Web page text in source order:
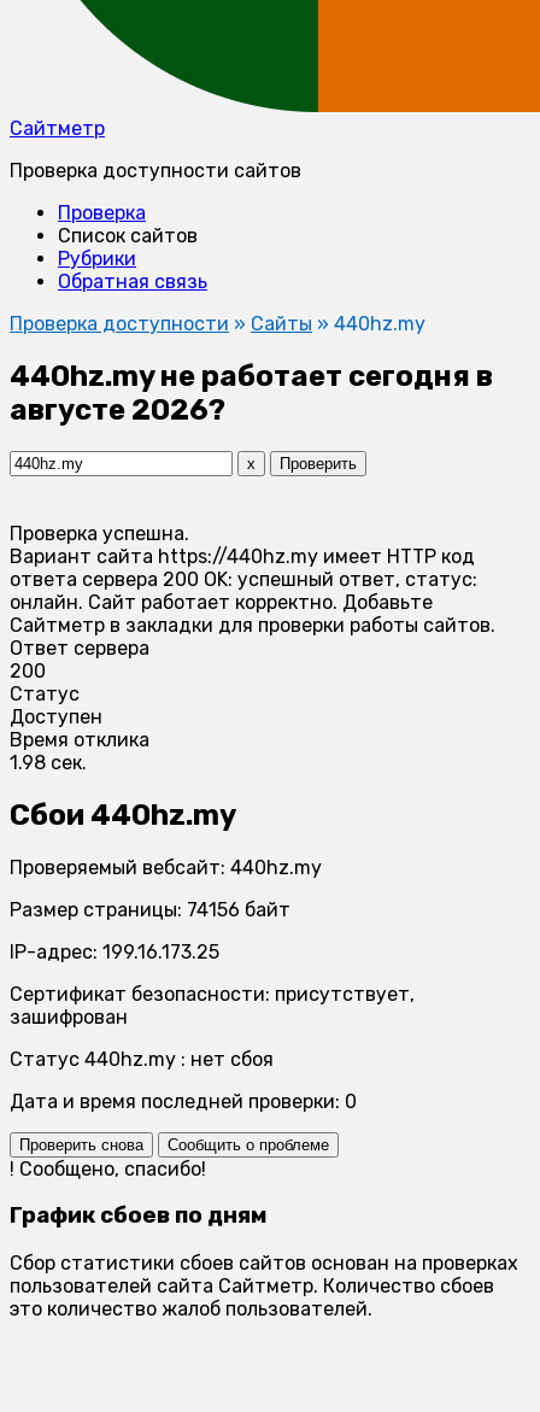
Сайтметр
Проверка доступности сайтов
Проверка
Список сайтов
Рубрики
Обратная связь
Проверка доступности » Сайты » 440hz.my
440hz.my не работает сегодня в
августе 2026?
x Проверить
Проверка успешна.
Вариант сайта https://440hz.my имеет HTTP код
ответа сервера 200 OK: успешный ответ, статус:
онлайн. Сайт работает корректно. Добавьте
Сайтметр в закладки для проверки работы сайтов.
Ответ сервера
200
Статус
Доступен
Время отклика
1.98 сек.
Сбои 440hz.my
Проверяемый вебсайт: 440hz.my
Размер страницы: 74156 байт
IP-адрес: 199.16.173.25
Сертификат безопасности: присутствует,
зашифрован
Статус 440hz.my : нет сбоя
Дата и время последней проверки: 0
Проверить снова Сообщить о проблеме
! Сообщено, спасибо!
График сбоев по дням
Сбор статистики сбоев сайтов основан на проверках
пользователей сайта Сайтметр. Количество сбоев
это количество жалоб пользователей.